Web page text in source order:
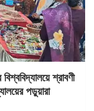
শ্রাবণী
পড়ুয়ারা